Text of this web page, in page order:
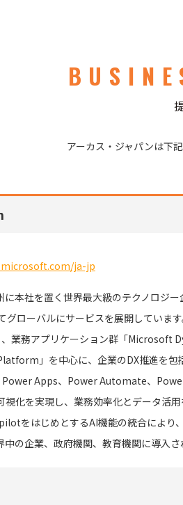
アーカス・ジャパンは下
ja-jp
に本社を置く世界最大級のテクノロジ
グローバルにサービスを展開していま
業務アプリケーション群「Microsoft
」を中心に、企業のDX推進を包
Apps、Power Automate、
視化を実現し、業務効率化とデータ活
をはじめとするAI機能の統合により
の企業、政府機関、教育機関に導入